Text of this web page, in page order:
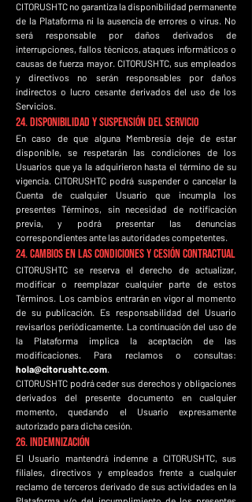
CITORUSHTC no garantiza la disponibilidad permanente
de la Plataforma ni la ausencia de errores o virus. No
será responsable por daños derivados de
interrupciones, fallos técnicos, ataques informáticos o
causas de fuerza mayor. CITORUSHTC, sus empleados
y directivos no serán responsables por daños
indirectos o lucro cesante derivados del uso de los
Servicios.
24. Disponibilidad y Suspensión del Servicio
En caso de que alguna Membresía deje de estar
disponible, se respetarán las condiciones de los
Usuarios que ya la adquirieron hasta el término de su
vigencia. CITORUSHTC podrá suspender o cancelar la
Cuenta de cualquier Usuario que incumpla los
presentes Términos, sin necesidad de notificación
previa, y podrá presentar las denuncias
correspondientes ante las autoridades competentes.
24. Cambios en las Condiciones y Cesión Contractual
CITORUSHTC se reserva el derecho de actualizar,
modificar o reemplazar cualquier parte de estos
Términos. Los cambios entrarán en vigor al momento
de su publicación. Es responsabilidad del Usuario
revisarlos periódicamente. La continuación del uso de
la Plataforma implica la aceptación de las
modificaciones. Para reclamos o consultas:
hola@citorushtc.com.
CITORUSHTC podrá ceder sus derechos y obligaciones
derivados del presente documento en cualquier
momento, quedando el Usuario expresamente
autorizado para dicha cesión.
26. Indemnización
El Usuario mantendrá indemne a CITORUSHTC, sus
filiales, directivos y empleados frente a cualquier
reclamo de terceros derivado de sus actividades en la